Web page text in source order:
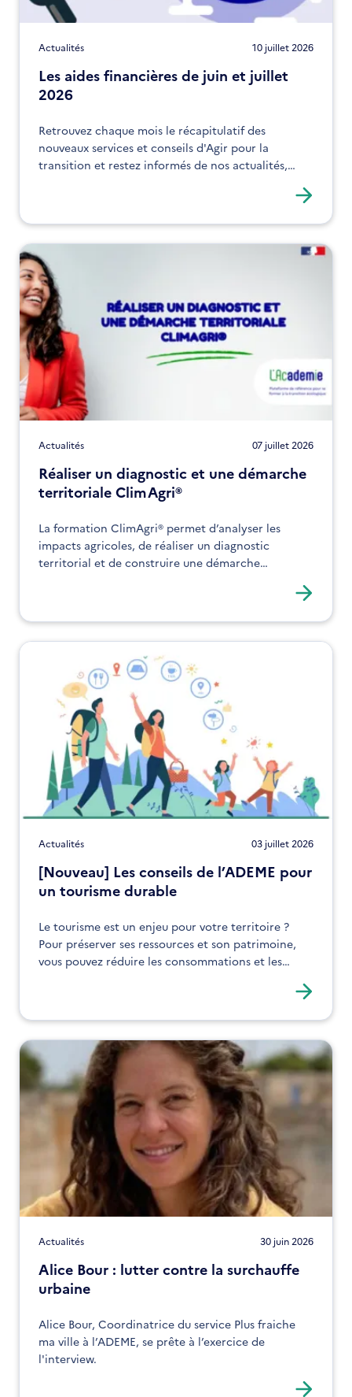
Actualités 10 juillet 2026
Les aides financières de juin et juillet
2026
Retrouvez chaque mois le récapitulatif des
nouveaux services et conseils d'Agir pour la
transition et restez informés de nos actualités,
Actualités 07 juillet 2026
Réaliser un diagnostic et une démarche
territoriale ClimAgri®
La formation ClimAgri® permet d’analyser les
impacts agricoles, de réaliser un diagnostic
territorial et de construire une démarche
Actualités 03 juillet 2026
[Nouveau] Les conseils de l’ADEME pour
un tourisme durable
Le tourisme est un enjeu pour votre territoire ?
Pour préserver ses ressources et son patrimoine,
vous pouvez réduire les consommations et les
Actualités 30 juin 2026
Alice Bour : lutter contre la surchauffe
urbaine
Alice Bour, Coordinatrice du service Plus fraiche
ma ville à l’ADEME, se prête à l’exercice de
l'interview.